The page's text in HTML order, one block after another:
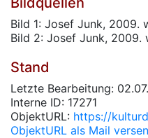
Bild 1: Josef Junk, 2009.
Bild 2: Josef Junk, 2009.
Stand
Letzte Bearbeitung:
Interne ID: 17271
ObjektURL: https://
ObjektURL als Mail